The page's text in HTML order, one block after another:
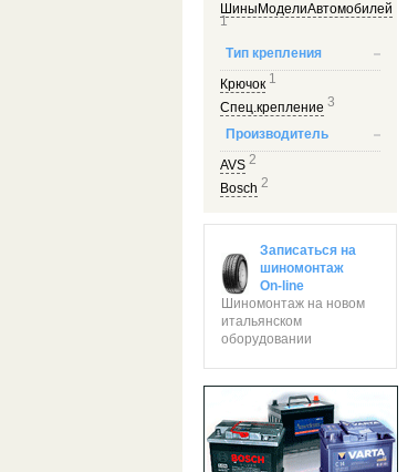
ШиныМоделиАвтомобилей
1
Тип крепления
Крючок 1
Спец.крепление 3
Производитель
AVS 2
Bosch 2
Записаться на
шиномонтаж
On-line
Шиномонтаж на новом
итальянском
оборудовании